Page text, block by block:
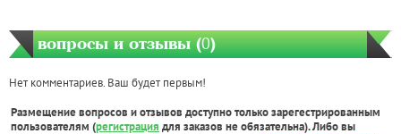
вопросы и отзывы (0)
Нет комментариев. Ваш будет первым!
Размещение вопросов и отзывов доступно только зарегестрированным
пользователям (регистрация для заказов не обязательна). Либо вы